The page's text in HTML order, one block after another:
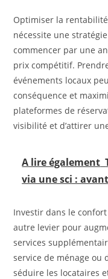
Optimiser la
nécessite une
commencer par une
prix compétitif.
événements locaux
conséquence et
plateformes de
visibilité et d’attirer
A lire également
via une sci :
Investir dans le
autre levier pour
services
service de ménage ou
séduire les locataires